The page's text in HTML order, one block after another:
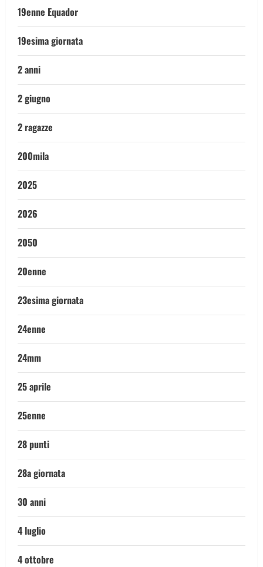
19enne Equador
19esima giornata
2 anni
2 giugno
2 ragazze
200mila
2025
2026
2050
20enne
23esima giornata
24enne
24mm
25 aprile
25enne
28 punti
28a giornata
30 anni
4 luglio
4 ottobre